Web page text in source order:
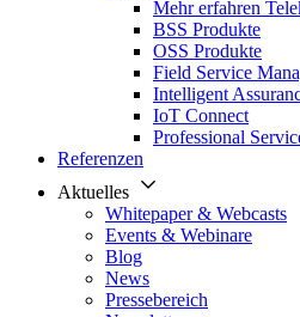
Mehr erfahren
BSS Produkte
OSS Produkte
Field Service
Intelligent
IoT Connect
Professional
Referenzen
Aktuelles
Whitepaper & Webcasts
Events & Webinare
Blog
News
Pressebereich